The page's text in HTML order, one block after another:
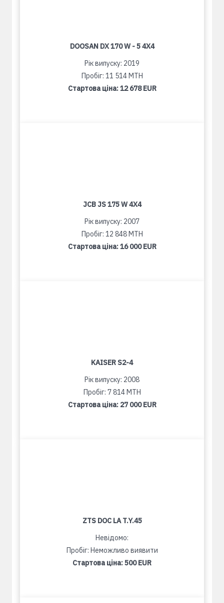
DOOSAN DX 170 W - 5 4X4
Рік випуску: 2019
Пробіг: 11 514 MTH
Стартова ціна:12 678 EUR
JCB JS 175 W 4X4
Рік випуску: 2007
Пробіг: 12 848 MTH
Стартова ціна:16 000 EUR
KAISER S2-4
Рік випуску: 2008
Пробіг: 7 814 MTH
Стартова ціна: 27 000 EUR
ZTS DOC LA T.Y.45
Невідомо:
Пробіг: Неможливо виявити
Стартова ціна:500 EUR